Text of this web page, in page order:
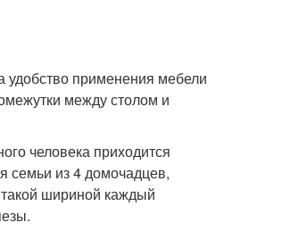
применения мебели
между столом и
человека приходится
семьи из 4 домочадцев,
шириной каждый